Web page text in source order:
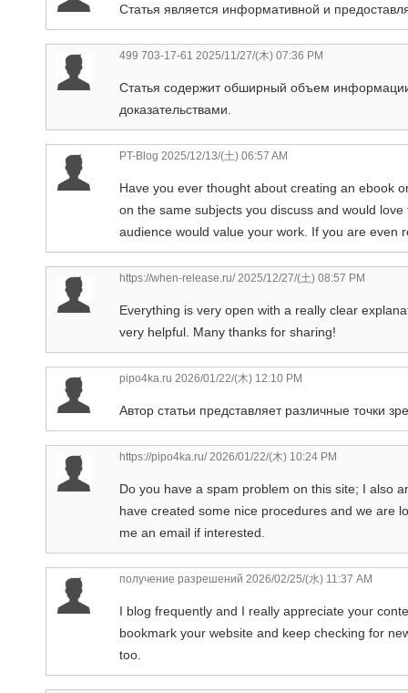
Статья является информативной и
499 703-17-61 2025/11/27/(木) 07:36 PM
Статья содержит обширный объем
доказательствами.
PT-Blog 2025/12/13/(土) 06:57 AM
Have you ever thought about creating an ebook
on the same subjects you discuss and would
audience would value your work. If you are even
https://when-release.ru/2025/12/27/(土) 08:57 PM
Everything is very open with a really clear
very helpful. Many thanks for sharing!
pipo4ka.ru 2026/01/22/(木) 12:10 PM
Автор статьи представляет различные точки
https://pipo4ka.ru/2026/01/22/(木) 10:24 PM
Do you have a spam problem on this site; I also
have created some nice procedures and we are
me an email if interested.
получение разрешений 2026/02/25/(水) 11:37 AM
I blog frequently and I really appreciate your
bookmark your website and keep checking for
too.